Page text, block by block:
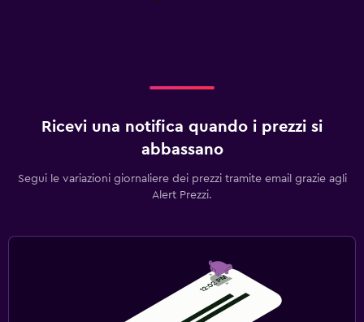
Ricevi una notifica quando i prezzi si
abbassano
Segui le variazioni giornaliere dei prezzi tramite email grazie agli
Alert Prezzi.